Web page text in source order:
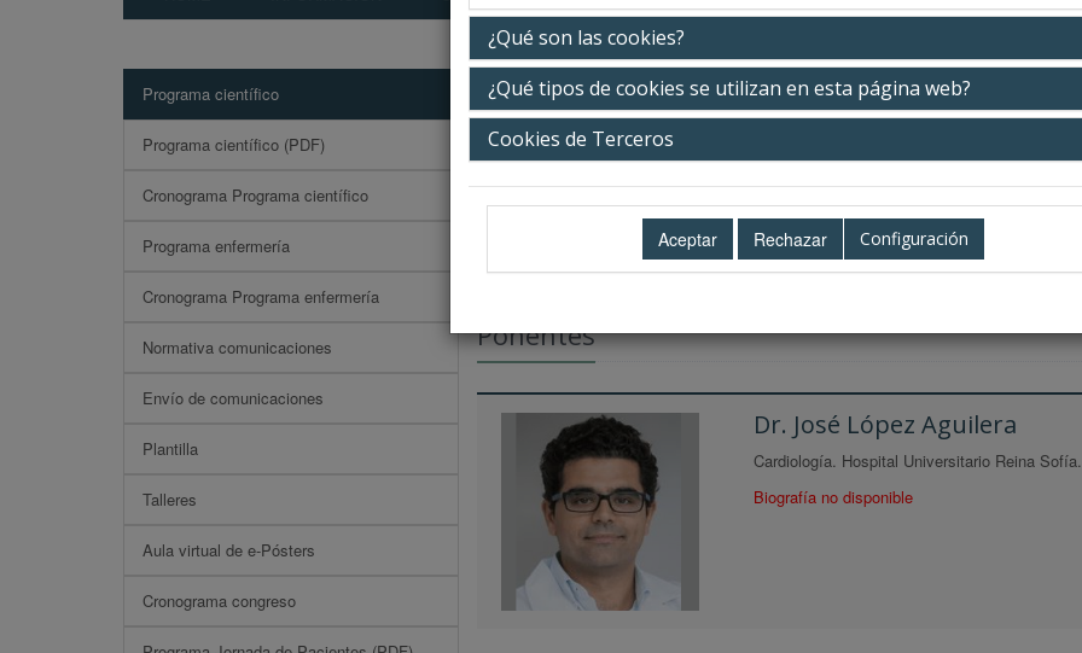
¿Qué son las cookies?
¿Qué tipos de cookies se utilizan en esta página web?
Cookies de Terceros
Configuración
Programa científico
Programa científico (PDF)
Cronograma Programa científico
Programa enfermería
Cronograma Programa enfermería
Normativa comunicaciones
Envío de comunicaciones
Plantilla
Talleres
Aula virtual de e-Pósters
Cronograma congreso
El binomio Cardio-Familia
Jueves 14 de mayo 09:30-10:20h.
Ponentes
Dr. José López Aguilera
Cardiología. Hospital Universitario Reina
Biografía no disponible